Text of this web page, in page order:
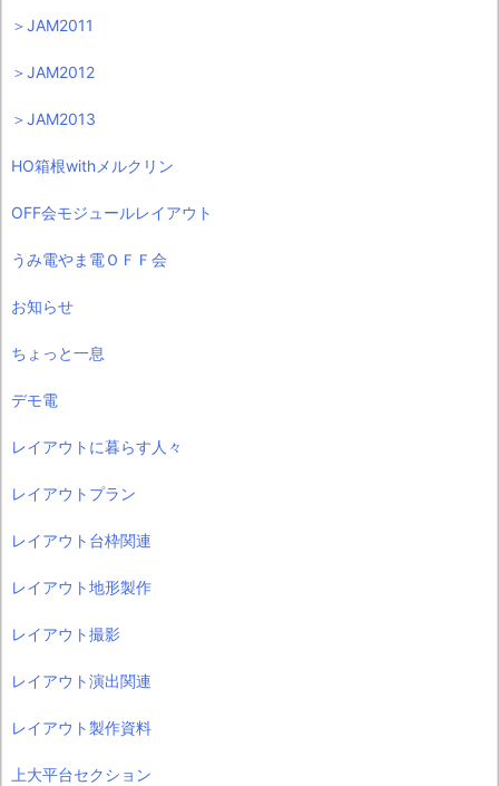
＞JAM2011
＞JAM2012
＞JAM2013
HO箱根withメルクリン
OFF会モジュールレイアウト
うみ電やま電ＯＦＦ会
お知らせ
ちょっと一息
デモ電
レイアウトに暮らす人々
レイアウトプラン
レイアウト台枠関連
レイアウト地形製作
レイアウト撮影
レイアウト演出関連
レイアウト製作資料
上大平台セクション